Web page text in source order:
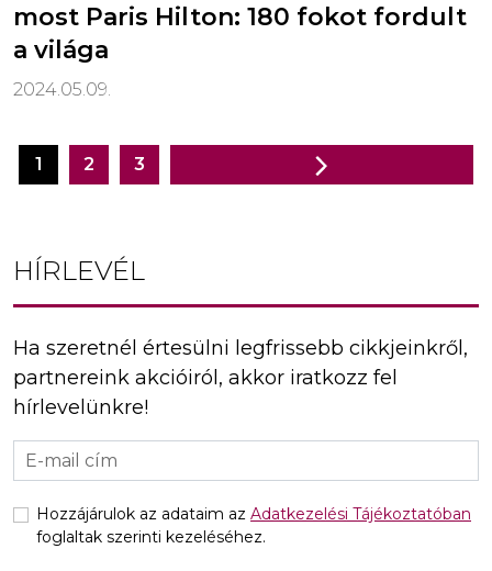
most Paris Hilton: 180 fokot fordult
a világa
2024.05.09.
Bejegyzés
1 2 3
HÍRLEVÉL
Ha szeretnél értesülni legfrissebb cikkjeinkről,
partnereink akcióiról, akkor iratkozz fel
hírlevelünkre!
Hozzájárulok az adataim az Adatkezelési Tájékoztatóban
foglaltak szerinti kezeléséhez.